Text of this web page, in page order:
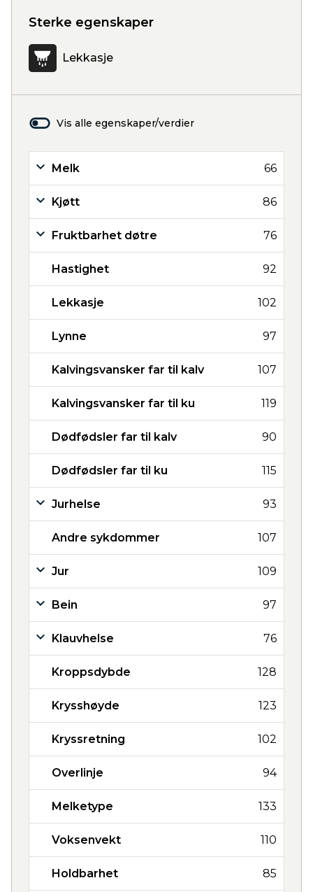
Sterke egenskaper
Lekkasje
Vis alle egenskaper/verdier
Melk 66
Kjøtt 86
Fruktbarhet døtre 76
Hastighet 92
Lekkasje 102
Lynne 97
Kalvingsvansker far til kalv 107
Kalvingsvansker far til ku 119
Dødfødsler far til kalv 90
Dødfødsler far til ku 115
Jurhelse 93
Andre sykdommer 107
Jur 109
Bein 97
Klauvhelse 76
Kroppsdybde 128
Krysshøyde 123
Kryssretning 102
Overlinje 94
Melketype 133
Voksenvekt 110
Holdbarhet 85